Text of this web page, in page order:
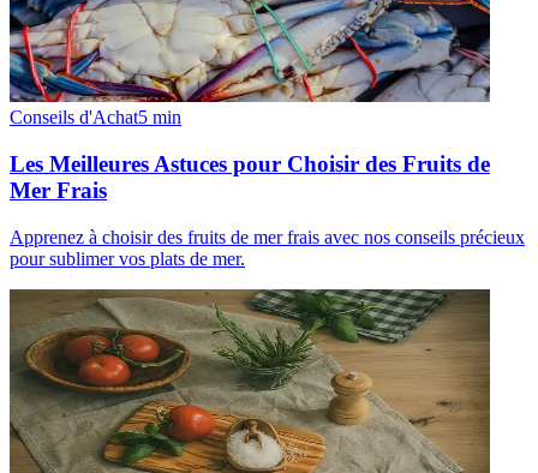
Conseils d'Achat5 min
Les Meilleures Astuces pour Choisir des Fruits de
Mer Frais
Apprenez à choisir des fruits de mer frais avec nos conseils précieux
pour sublimer vos plats de mer.